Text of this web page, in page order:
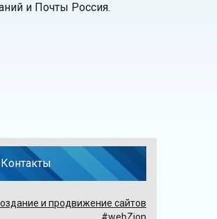
и Почты Россия.
Контакты
и продвижение сайтов